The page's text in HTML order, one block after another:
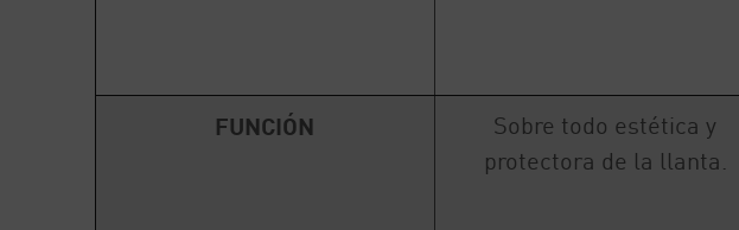
FUNCIÓN
Sobre todo estética y
protectora de la llanta.